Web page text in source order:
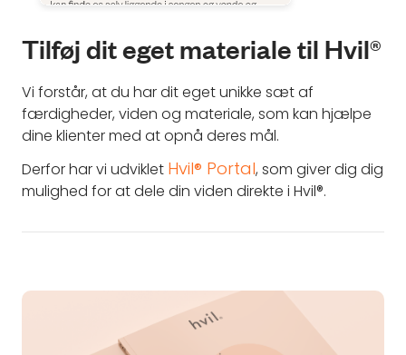
Tilføj dit eget materiale til Hvil®
Vi forstår, at du har dit eget unikke sæt af
færdigheder, viden og materiale, som kan hjælpe
dine klienter med at opnå deres mål.
Derfor har vi udviklet Hvil® Portal, som giver dig dig
mulighed for at dele din viden direkte i Hvil®.